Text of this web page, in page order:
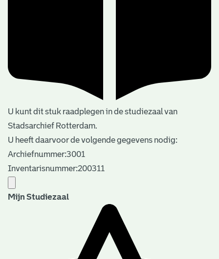
U kunt dit stuk raadplegen in de studiezaal van
Stadsarchief Rotterdam.
U heeft daarvoor de volgende gegevens nodig:
Archiefnummer:3001
Inventarisnummer:200311
Mijn Studiezaal